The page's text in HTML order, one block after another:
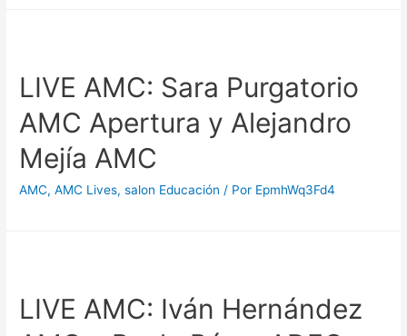
LIVE AMC: Sara Purgatorio
AMC Apertura y Alejandro
Mejía AMC
AMC,AMC Lives,salon Educación / Por EpmhWq3Fd4
LIVE AMC: Iván Hernández